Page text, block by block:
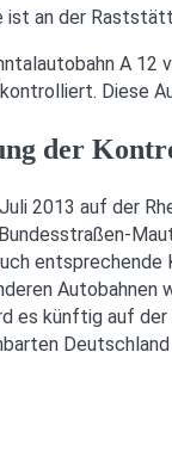
an der
A
Diese
der
2013 auf der
künftig auf